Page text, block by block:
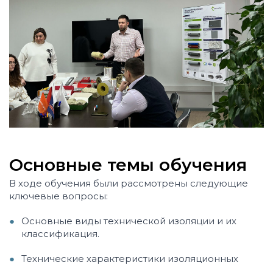
Основные темы обучения
В ходе обучения были рассмотрены следующие
ключевые вопросы:
Основные виды технической изоляции и их
классификация.
Технические характеристики изоляционных